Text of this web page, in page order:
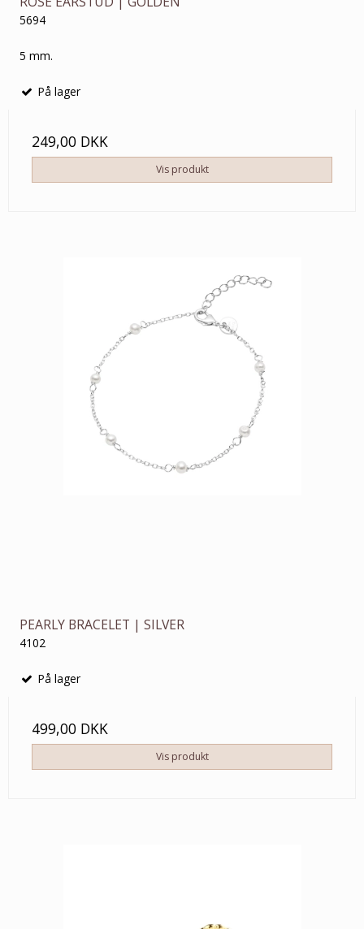
5694
5 mm.
På lager
249,00 DKK
Vis produkt
PEARLY BRACELET | SILVER
4102
På lager
499,00 DKK
Vis produkt